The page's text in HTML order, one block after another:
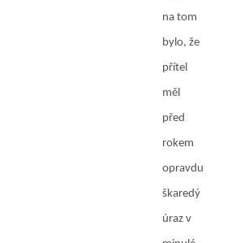
na tom
bylo, že
přítel
měl
před
rokem
opravdu
škaredý
úraz v